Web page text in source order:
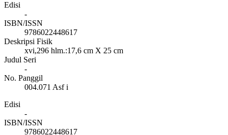
Edisi
-
ISBN/ISSN
9786022448617
Deskripsi Fisik
xvi,296 hlm.:17,6 cm X 25 cm
Judul Seri
-
No. Panggil
004.071 Asf i
Edisi
-
ISBN/ISSN
9786022448617